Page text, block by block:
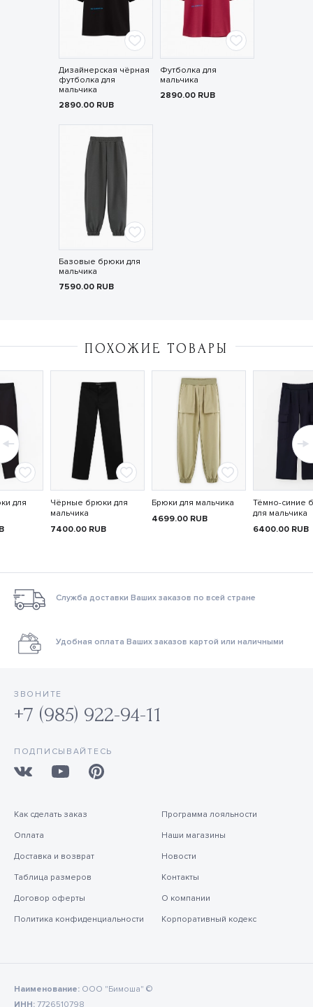
Дизайнерская чёрная
футболка для
мальчика
2890.00 RUB
Футболка для
мальчика
2890.00 RUB
Базовые брюки для
мальчика
7590.00 RUB
ПОХОЖИЕ ТОВАРЫ
для
Чёрные брюки для
мальчика
7400.00 RUB
Брюки для мальчика
4699.00 RUB
Тёмно-синие
для мальчика
6400.00 RUB
Служба доставки Ваших заказов по всей стране
Удобная оплата Ваших заказов картой или наличными
ЗВОНИТЕ
+7 (985) 922-94-11
ПОДПИСЫВАЙТЕСЬ
Как сделать заказ
Оплата
Доставка и возврат
Таблица размеров
Договор оферты
Политика конфиденциальности
Программа лояльности
Наши магазины
Новости
Контакты
О компании
Корпоративный кодекс
Наименование: ООО "Бимоша" ©
ИНН: 7726510798